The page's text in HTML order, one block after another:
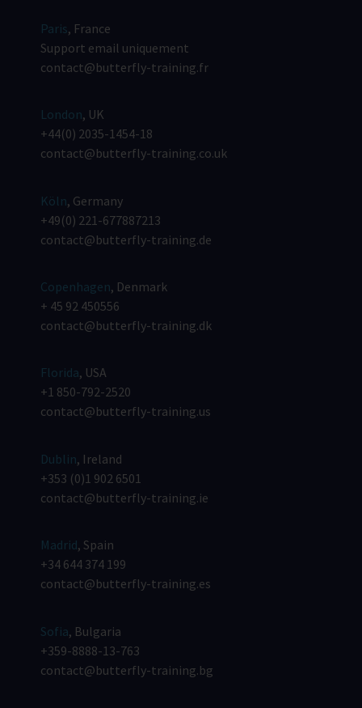
Paris, France
Support email uniquement
contact@butterfly-training.fr
London, UK
+44(0) 2035-1454-18
contact@butterfly-training.co.uk
Köln, Germany
+49(0) 221-677887213
contact@butterfly-training.de
Copenhagen, Denmark
+ 45 92 450556
contact@butterfly-training.dk
Florida, USA
+1 850-792-2520
contact@butterfly-training.us
Dublin, Ireland
+353 (0)1 902 6501
contact@butterfly-training.ie
Madrid, Spain
+34 644 374 199
contact@butterfly-training.es
Sofia, Bulgaria
+359-8888-13-763
contact@butterfly-training.bg